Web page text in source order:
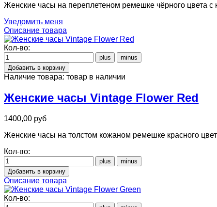
Женские часы на переплетеном ремешке чёрного цвета с
Уведомить меня
Описание товара
Кол-во:
Наличие товара: товар в наличии
Женские часы Vintage Flower Red
1400,00 руб
Женские часы на толстом кожаном ремешке красного
Кол-во:
Описание товара
Кол-во: